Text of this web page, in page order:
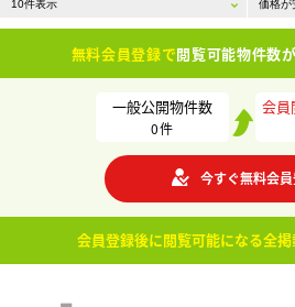
無料会員登録で閲覧可能物件数が
一般公開物件数
0件
会員
今すぐ無料会
会員登録後に閲覧可能になる全